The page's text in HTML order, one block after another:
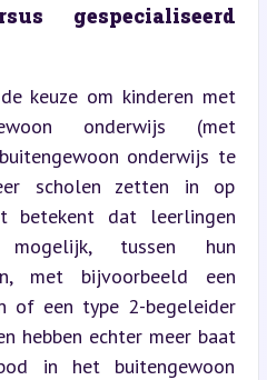
gespecialiseerd
keuze om kinderen met
onderwijs (met
onderwijs te
scholen zetten in op
betekent dat leerlingen
tussen hun
met bijvoorbeeld een
of een type 2-begeleider
hebben echter meer baat
in het buitengewoon